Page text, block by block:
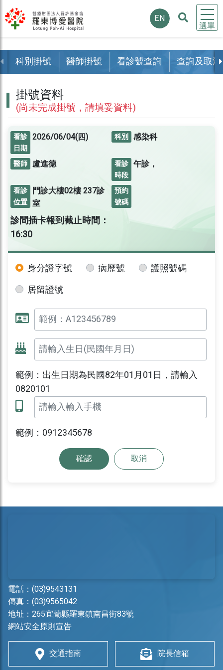
選單
EN
科別掛號 醫師掛號 看診號查詢 查詢及取消
掛號資料
(尚未完成掛號，請填妥資料)
看診
日期
2026/06/04(四) 科別 感染科
醫師 盧進德
看診
時段
午診，
看診
位置
門診大樓02樓237診
室
預約
號碼
診間插卡報到截止時間：
16:30
身分證字號 病歷號
護照號碼
居留證號
範例：出生日期為民國82年01月01日，請輸入
0820101
範例：0912345678
確認 取消
電話： (03)9543131
傳真：(03)9565042
地址： 265宜蘭縣羅東鎮南昌街83號
網站安全原則宣告
交通指南 院長信箱